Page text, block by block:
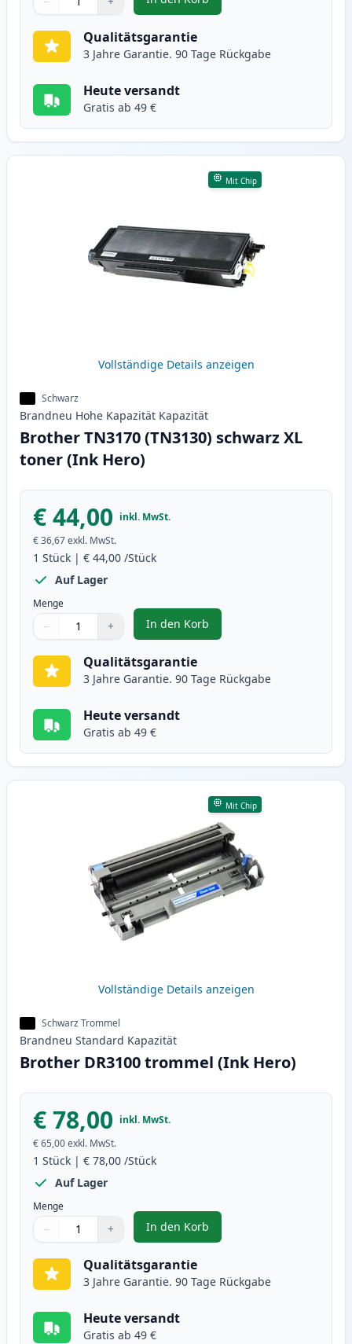
Verwenden Sie die Tasten, um anzupassen
1 , 2 stück Brother TN3170
Qualitätsgarantie
3 Jahre Garantie. 90 Tage Rückgabe
Heute versandt
Gratis ab 49 €
Mit Chip
Vollständige Details anzeigen
Schwarz
Brandneu Hohe Kapazität Kapazität
Brother TN3170 (TN3130) schwarz XL
toner (Ink Hero)
€ 44,00 inkl. MwSt.
€ 36,67exkl. MwSt.
1 Stück | € 44,00 /Stück
Auf Lager
Menge
Verwenden Sie die Tasten, um anzupassen
− +
1
In den Korb
, Brother TN3170 (TN3130)
Qualitätsgarantie
3 Jahre Garantie. 90 Tage Rückgabe
Heute versandt
Gratis ab 49 €
Mit Chip
Vollständige Details anzeigen
Schwarz Trommel
Brandneu Standard Kapazität
Brother DR3100 trommel (Ink Hero)
€ 78,00 inkl. MwSt.
€ 65,00exkl. MwSt.
1 Stück | € 78,00 /Stück
Auf Lager
Menge
Verwenden Sie die Tasten, um anzupassen
− +
1
In den Korb
, Brother DR3100 trommel (Ink
Qualitätsgarantie
3 Jahre Garantie. 90 Tage Rückgabe
Heute versandt
Gratis ab 49 €